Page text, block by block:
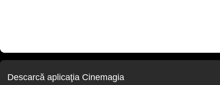
Descarcă aplicaţia Cinemagia